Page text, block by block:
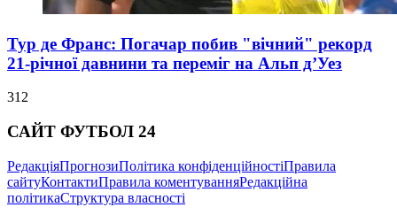
Тур де Франс: Погачар побив "вічний" рекорд
21-річної давнини та переміг на Альп д’Уез
312
САЙТ ФУТБОЛ 24
РедакціяПрогнозиПолітика конфіденційностіПравила
сайтуКонтактиПравила коментуванняРедакційна
політикаСтруктура власності